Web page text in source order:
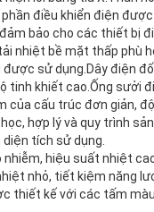
điều khiển điện
bảo cho các thiết bị
nhiệt bề mặt thấp phù
sử dụng.Dây điện
tinh khiết cao.Ống sưởi
của cấu trúc đơn giản,
hợp lý và quy trình
tích sử dụng.
nhiễm, hiệu suất nhiệt
nhỏ, tiết kiệm năng
thiết kế với các tấm